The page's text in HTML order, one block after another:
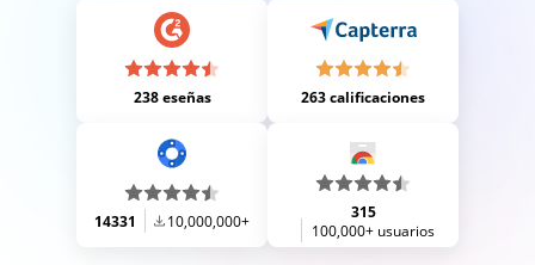
238 eseñas 263 calificaciones
14331 10,000,000+
315
100,000+ usuarios